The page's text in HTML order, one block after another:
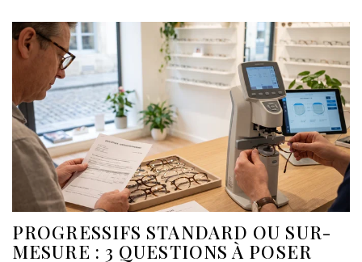
PROGRESSIFS STANDARD OU SUR-
MESURE : 3 QUESTIONS À POSER